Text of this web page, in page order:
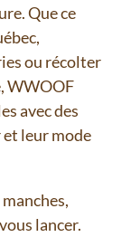
Que ce
ou récolter
WWOOF
avec des
leur mode
lancer.